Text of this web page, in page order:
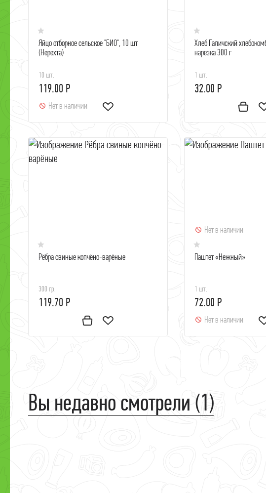
Яйцо отборное сельское "БИО", 10 шт
(Нерехта)
10 шт.
119.00 Р
Нет в наличии
Хлеб Галичский
нарезка 300 г
1 шт.
32.00 Р
Рёбра свиные копчёно-варёные
300 гр.
119.70 Р
Нет в наличии
Паштет «Нежный»
1 шт.
72.00 Р
Нет в наличии
Вы недавно смотрели (1)